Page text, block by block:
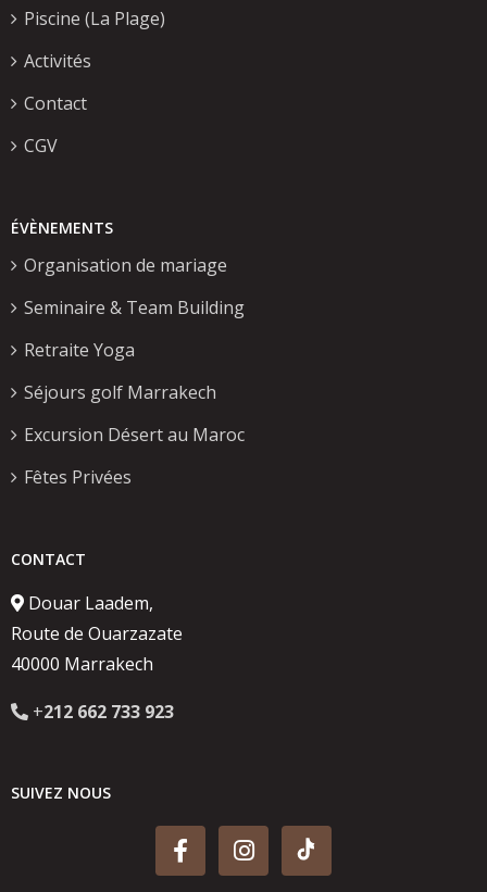
Piscine (La Plage)
Activités
Contact
CGV
ÉVÈNEMENTS
Organisation de mariage
Seminaire & Team Building
Retraite Yoga
Séjours golf Marrakech
Excursion Désert au Maroc
Fêtes Privées
CONTACT
Douar Laadem,
Route de Ouarzazate
40000 Marrakech
+212 662 733 923
SUIVEZ NOUS